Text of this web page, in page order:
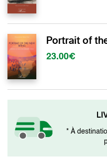
Portrait of
23.00€
* À